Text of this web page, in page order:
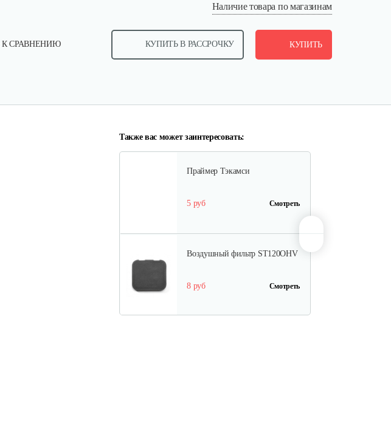
Наличие товара по магазинам
К СРАВНЕНИЮ КУПИТЬ В РАССРОЧКУ КУПИТЬ
Также вас может заинтересовать:
Прокладка под карбюратор
5 руб Смотреть
Праймер Тэкамси
5 руб Смотреть
Воздушный фильтр ST120OHV
8 руб Смотреть